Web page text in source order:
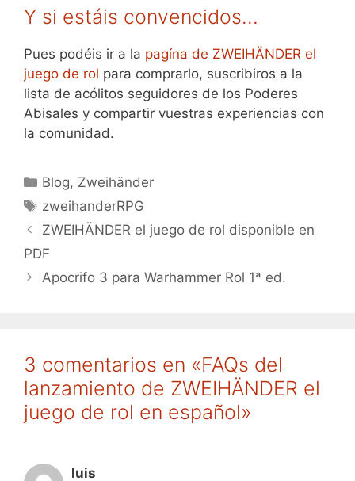
Y si estáis convencidos…
Pues podéis ir a la pagína de ZWEIHÄNDER el
juego de rol para comprarlo, suscribiros a la
lista de acólitos seguidores de los Poderes
Abisales y compartir vuestras experiencias con
la comunidad.
Categorías
Blog, Zweihänder
Etiquetas
zweihanderRPG
ZWEIHÄNDER el juego de rol disponible en
PDF
Apocrifo 3 para Warhammer Rol 1ª ed.
3 comentarios en «FAQs del
lanzamiento de ZWEIHÄNDER el
juego de rol en español»
luis